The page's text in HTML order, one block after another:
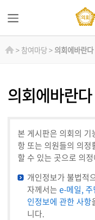
본
의
개
소
개
임
> 참여마당 >의회에바란다
의회에바란다
본 게시판은 의회의
항 또는 의원들의 의
할 수 있는 곳으로 의
개인정보가 불법적
자께서는 e-메일,
인정보에 관한 사항
니다.